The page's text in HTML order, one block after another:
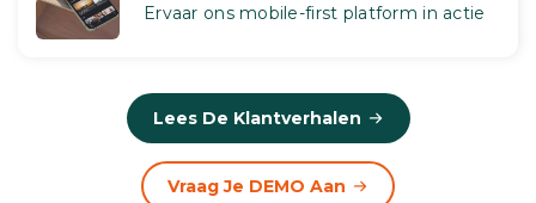
Ervaar ons mobile-first platform in actie
Lees De Klantverhalen
Vraag Je DEMO Aan